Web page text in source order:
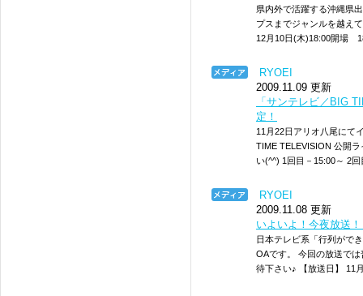
県内外で活躍する沖縄県
プスまでジャンルを越
12月10日(木)18:00開場
RYOEI
2009.11.09 更新
「サンテレビ／BIG
定！
11月22日アリオ八尾にて
TIME TELEVISION 公開
い(^^) 1回目－15:00～ 2
RYOEI
2009.11.08 更新
いよいよ！今夜放送
日本テレビ系「行列がで
OAです。 今回の放送で
待下さい♪ 【放送日】